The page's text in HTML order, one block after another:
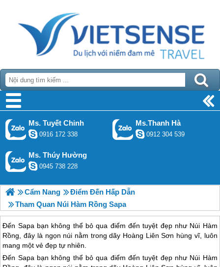
Ms. Tuyết Chinh
0916 172 338
Ms.Thanh Hà
0912 304 539
Ms. Thúy Hường
0945 738 228
Cẩm Nang
Điểm Đến Hấp Dẫn
Tham Quan Núi Hàm Rồng Sapa
Đến Sapa bạn không thể bỏ qua điểm đến tuyệt đẹp như Núi Hàm
Rồng, đây là ngọn núi nằm trong dãy Hoàng Liên Sơn hùng vĩ, luôn
mang một vẻ đẹp tự nhiên.
Đến Sapabạn không thể bỏ qua điểm đến tuyệt đẹp như Núi Hàm